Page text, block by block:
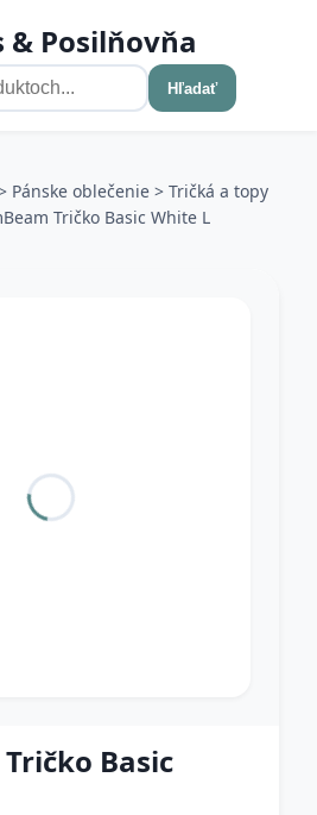
& Posilňovňa
Hľadať
Pánske oblečenie > Tričká a topy
Tričko Basic White L
Basic